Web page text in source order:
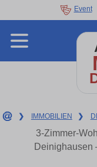
Event
❯ IMMOBILIEN ❯
3-Zimmer-
Deinighausen